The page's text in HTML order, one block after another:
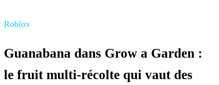
Roblox
Guanabana dans Grow a Garden :
le fruit multi-récolte qui vaut des